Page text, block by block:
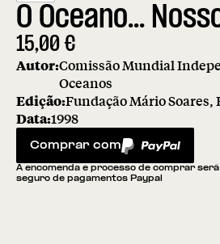
O Oceano...
15,00€
Autor:Comissão Mundial
Oceanos
Edição:Fundação Mário Soares,
Data:1998
Comprar com
PayPal
A encomenda e processo de comprar
seguro de pagamentos Paypal